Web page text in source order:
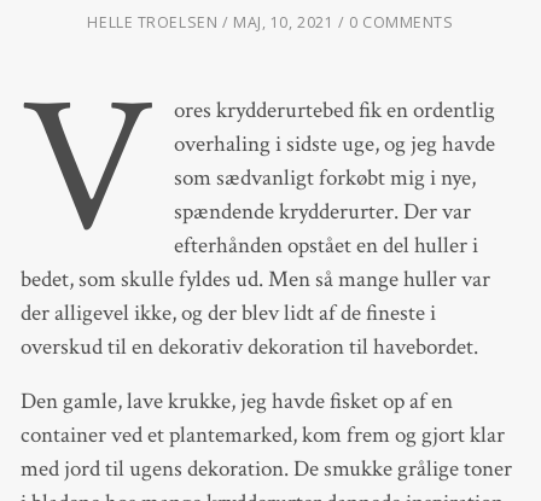
HELLE TROELSEN MAJ, 10, 2021 0 COMMENTS
V
ores krydderurtebed fik en ordentlig
overhaling i sidste uge, og jeg havde
som sædvanligt forkøbt mig i nye,
spændende krydderurter. Der var
efterhånden opstået en del huller i
bedet, som skulle fyldes ud. Men så mange huller var
der alligevel ikke, og der blev lidt af de fineste i
overskud til en dekorativ dekoration til havebordet.
Den gamle, lave krukke, jeg havde fisket op af en
container ved et plantemarked, kom frem og gjort klar
med jord til ugens dekoration. De smukke grålige toner